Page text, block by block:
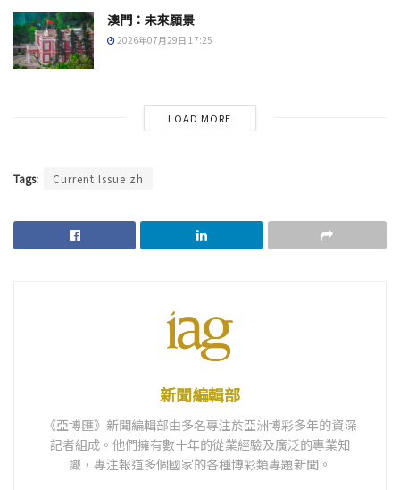
澳門：未來願景
2026年07月29日 17:25
LOAD MORE
Tags: Current Issue zh
新聞編輯部
《亞博匯》新聞編輯部由多名專注於亞洲博彩多年的資深
記者組成。他們擁有數十年的從業經驗及廣泛的專業知
識，專注報道多個國家的各種博彩類專題新聞。